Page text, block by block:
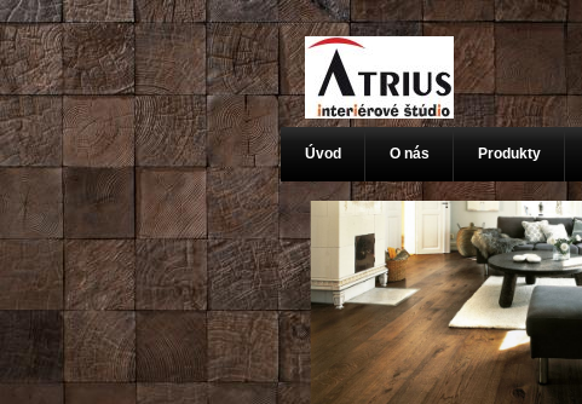
Úvod O nás Produkty